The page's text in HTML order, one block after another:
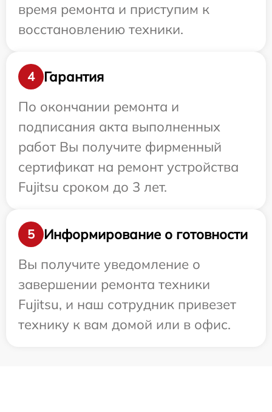
время ремонта и приступим к
восстановлению техники.
4
Гарантия
По окончании ремонта и
подписания акта выполненных
работ Вы получите фирменный
сертификат на ремонт устройства
Fujitsu сроком до 3 лет.
5
Информирование о готовности
Вы получите уведомление о
завершении ремонта техники
Fujitsu, и наш сотрудник привезет
технику к вам домой или в офис.